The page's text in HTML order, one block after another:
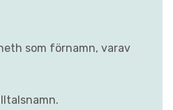
som förnamn, varav